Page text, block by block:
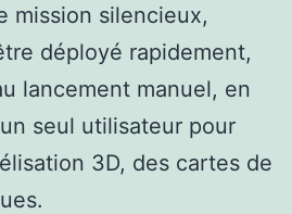
mission silencieux,
déployé rapidement,
lancement manuel, en
seul utilisateur pour
3D, des cartes de